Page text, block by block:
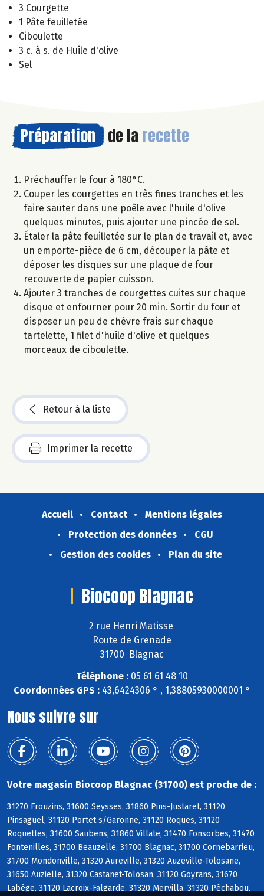
3 Courgette
1 Pâte feuilletée
Ciboulette
3 c. à s. de Huile d'olive
Sel
Préparation de la recette
Préchauffer le four à 180°C.
Couper les courgettes en très fines tranches et les
faire sauter dans une poêle avec l'huile d'olive
quelques minutes, puis ajouter une pincée de sel.
Étaler la pâte feuilletée sur le plan de travail et, avec
un emporte-pièce de 6 cm, découper la pâte et
déposer les disques sur une plaque de four
recouverte de papier cuisson.
Ajouter 3 tranches de courgettes cuites sur chaque
disque et enfourner pour 20 min. Sortir du four et
disposer un peu de chèvre frais sur chaque
tartelette, 1 filet d'huile d'olive et quelques
morceaux de ciboulette.
Retour à la liste
Imprimer la recette
Accueil Contact
Mentions légales
Protection des données
CGU
Gestion des cookies
Plan du site
Biocoop Blagnac
2 rue Henri Matisse
Route de Grenade
31700 Blagnac
Téléphone : 05 61 61 48 10
Coordonnées GPS : 43,6424306 ° , 1,38805930000001 °
Nous suivre sur
Votre magasin Biocoop Blagnac (31700) est proche de :
31270 Frouzins, 31600 Seysses, 31860 Pins-Justaret, 31120
Pinsaguel, 31120 Portet s/Garonne, 31120 Roques, 31120
Roquettes, 31600 Saubens, 31860 Villate, 31470 Fonsorbes, 31470
Fontenilles, 31700 Beauzelle, 31700 Blagnac, 31700 Cornebarrieu,
31700 Mondonville, 31320 Aureville, 31320 Auzeville-Tolosane,
31650 Auzielle, 31320 Castanet-Tolosan, 31120 Goyrans, 31670
Labège, 31120 Lacroix-Falgarde, 31320 Mervilla, 31320 Péchabou,